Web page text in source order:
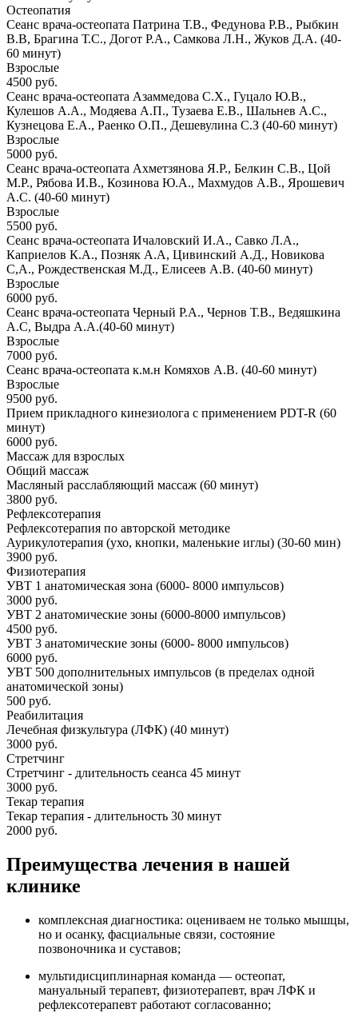
Остеопатия
Сеанс врача-остеопата Патрина Т.В., Федунова Р.В., Рыбкин
В.В, Брагина Т.С., Догот Р.А., Самкова Л.Н., Жуков Д.А. (40-
60 минут)
Взрослые
4500 руб.
Сеанс врача-остеопата Азаммедова С.Х., Гуцало Ю.В.,
Кулешов А.А., Модяева А.П., Тузаева Е.В., Шальнев А.С.,
Кузнецова Е.А., Раенко О.П., Дешевулина С.З (40-60 минут)
Взрослые
5000 руб.
Сеанс врача-остеопата Ахметзянова Я.Р., Белкин С.В., Цой
М.Р., Рябова И.В., Козинова Ю.А., Махмудов А.В., Ярошевич
А.С. (40-60 минут)
Взрослые
5500 руб.
Сеанс врача-остеопата Ичаловский И.А., Савко Л.А.,
Каприелов К.А., Позняк А.А, Цивинский А.Д., Новикова
С,А., Рождественская М.Д., Елисеев А.В. (40-60 минут)
Взрослые
6000 руб.
Сеанс врача-остеопата Черный Р.А., Чернов Т.В., Ведяшкина
А.С, Выдра А.А.(40-60 минут)
Взрослые
7000 руб.
Сеанс врача-остеопата к.м.н Комяхов А.В. (40-60 минут)
Взрослые
9500 руб.
Прием прикладного кинезиолога с применением PDT-R (60
минут)
6000 руб.
Массаж для взрослых
Общий массаж
Масляный расслабляющий массаж (60 минут)
3800 руб.
Рефлексотерапия
Рефлексотерапия по авторской методике
Аурикулотерапия (ухо, кнопки, маленькие иглы) (30-60 мин)
3900 руб.
Физиотерапия
УВТ 1 анатомическая зона (6000- 8000 импульсов)
3000 руб.
УВТ 2 анатомические зоны (6000-8000 импульсов)
4500 руб.
УВТ 3 анатомические зоны (6000- 8000 импульсов)
6000 руб.
УВТ 500 дополнительных импульсов (в пределах одной
анатомической зоны)
500 руб.
Реабилитация
Лечебная физкультура (ЛФК) (40 минут)
3000 руб.
Стретчинг
Стретчинг - длительность сеанса 45 минут
3000 руб.
Текар терапия
Текар терапия - длительность 30 минут
2000 руб.
Преимущества лечения в нашей
клинике
комплексная диагностика: оцениваем не только мышцы,
но и осанку, фасциальные связи, состояние
позвоночника и суставов;
мультидисциплинарная команда — остеопат,
мануальный терапевт, физиотерапевт, врач ЛФК и
рефлексотерапевт работают согласованно;